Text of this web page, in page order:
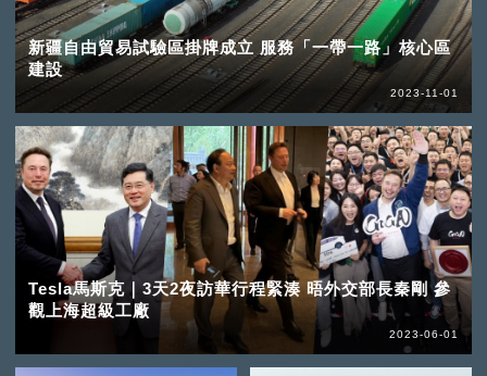
新疆自由貿易試驗區掛牌成立 服務「一帶一路」核心區
建設
2023-11-01
Tesla馬斯克｜3天2夜訪華行程緊湊 晤外交部長秦剛 參
觀上海超級工廠
2023-06-01